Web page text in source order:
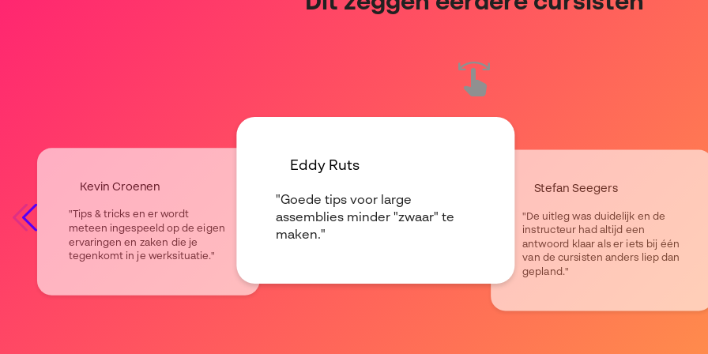
Kevin Croenen
"Tips & tricks en er wordt
meteen ingespeeld op de eigen
ervaringen en zaken die je
tegenkomt in je werksituatie."
Eddy Ruts
"Goede tips voor large
assemblies minder "zwaar" te
maken."
Stefan Seegers
"De uitleg was duidelijk en de
instructeur had altijd een
antwoord klaar als er iets bij één
van de cursisten anders liep dan
gepland."